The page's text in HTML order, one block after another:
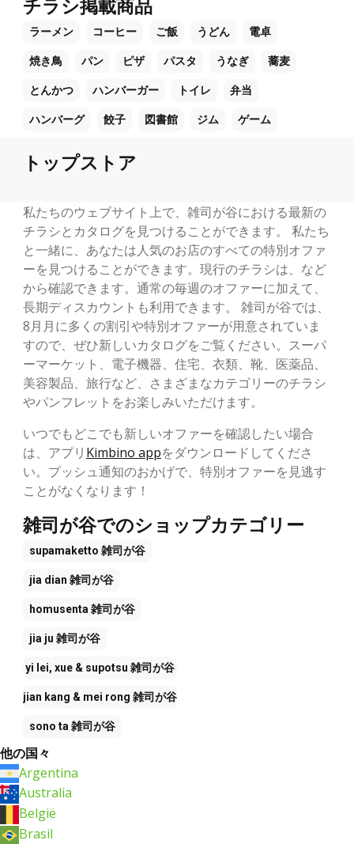
チラシ掲載商品
ラーメン コーヒー ご飯 うどん 電卓
焼き鳥 パン ピザ パスタ うなぎ 蕎麦
とんかつ ハンバーガー トイレ 弁当
ハンバーグ 餃子 図書館 ジム ゲーム
トップストア
私たちのウェブサイト上で、雑司が谷における最新の
チラシとカタログを見つけることができます。 私たち
と一緒に、あなたは人気のお店のすべての特別オファ
ーを見つけることができます。現行のチラシは、など
から確認できます。通常の毎週のオファーに加えて、
長期ディスカウントも利用できます。 雑司が谷では、
8月月に多くの割引や特別オファーが用意されていま
すので、ぜひ新しいカタログをご覧ください。スーパ
ーマーケット、電子機器、住宅、衣類、靴、医薬品、
美容製品、旅行など、さまざまなカテゴリーのチラシ
やパンフレットをお楽しみいただけます。
いつでもどこでも新しいオファーを確認したい場合
は、アプリ Kimbino appをダウンロードしてくださ
い。プッシュ通知のおかげで、特別オファーを見逃す
ことがなくなります！
雑司が谷でのショップカテゴリー
supamaketto 雑司が谷
jia dian 雑司が谷
homusenta 雑司が谷
jia ju 雑司が谷
yi lei, xue & supotsu 雑司が谷
jian kang & mei rong 雑司が谷
sono ta 雑司が谷
他の国々
Argentina
Australia
België
Brasil